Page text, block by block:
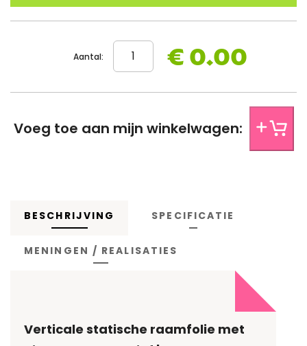
de langste levensduur
Het ontwerp x aantal centimeter van de onderzijde van de
folie, afgeronde hoeken of andere opmerkingen over het
ontwerp van jouw folie? Laat het ons weten.
Aantal: € 0.00
Voeg toe aan mijn winkelwagen:
BESCHRIJVING SPECIFICATIE
MENINGEN / REALISATIES
Verticale statische raamfolie met